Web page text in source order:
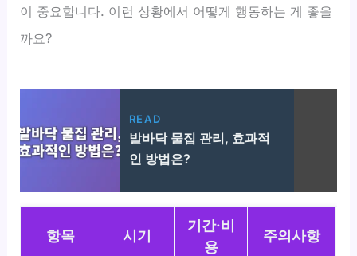
이 중요합니다. 이런 상황에서 어떻게 행동하는 게 좋을
까요?
READ
발바닥 물집 관리, 효과적
인 방법은?
항목 시기
기간·비
용
주의사항